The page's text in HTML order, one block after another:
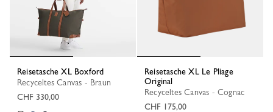
Reisetasche XL Boxford
Recyceltes Canvas - Braun
CHF 330,00
Reisetasche XL Le Pliage
Original
Recyceltes Canvas - Cognac
CHF 175,00